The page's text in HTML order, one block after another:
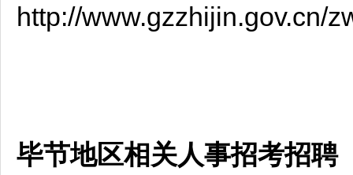
http://www.gzzhijin.gov.cn/
毕节地区相关人事招考招聘